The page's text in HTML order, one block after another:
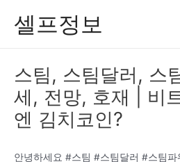
셀프정보
스팀, 스팀달러, 스
세, 전망, 호재 | 비
엔 김치코인?
안녕하세요 #스팀 #스팀달러 #스팀